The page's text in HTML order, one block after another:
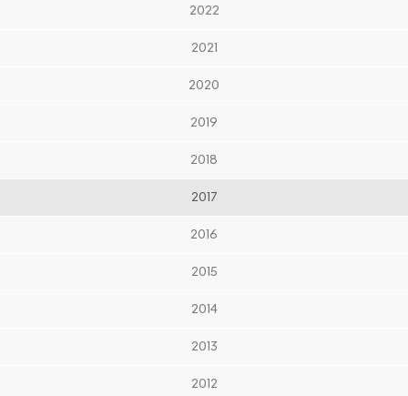
2022
2021
2020
2019
2018
2017
2016
2015
2014
2013
2012